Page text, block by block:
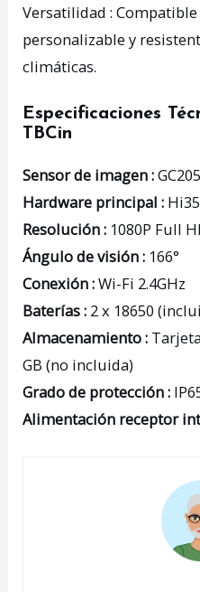
Versatilidad :
personalizable y
climáticas.
Especificaciones
TBCin
Sensor de imagen :
Hardware principal :
Resolución : 1080P Full
Ángulo de visión : 166°
Conexión :Wi-Fi 2.4GHz
Baterías : 2 x 18650
Almacenamiento :
GB (no incluida)
Grado de protección :
Alimentación receptor